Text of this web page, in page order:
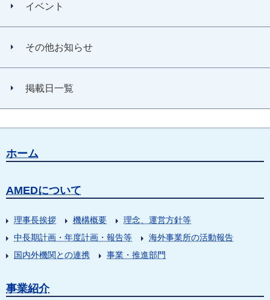
イベント
その他お知らせ
掲載日一覧
ホーム
AMEDについて
理事長挨拶 機構概要
理念、運営方針等
中長期計画・年度計画・報告等
海外事業所の活動報告
国内外機関との連携
事業・推進部門
事業紹介